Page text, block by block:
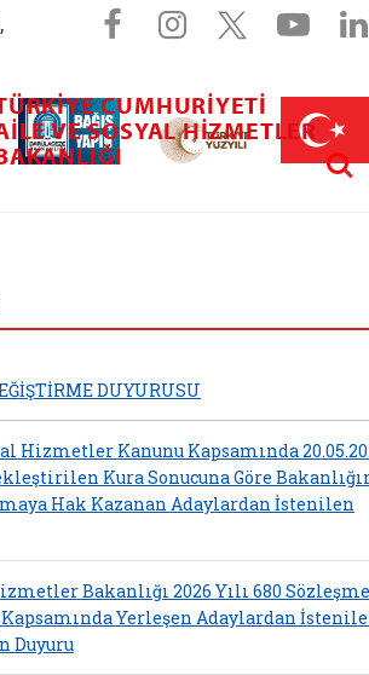
Sosyal
Facebook
Instagram
X
(yeni sekmede açılır)
ve Nüfus On Yılı (yeni sekmede açılır)
Darülaceze bağış sayfası (yeni
CUMHURIYETI
VE SOSYAL HIZMETLER
DUYURUSU
Hizmetler Kanunu Kapsamında
Kura Sonucuna Göre
Hak Kazanan Adaylardan İstenilen
Bakanlığı 2026 Yılı 680
Yerleşen Adaylardan
Duyuru